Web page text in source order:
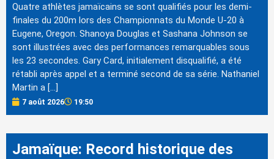
Quatre athlètes jamaïcains se sont qualifiés pour les demi-
finales du 200m lors des Championnats du Monde U-20 à
Eugene, Oregon. Shanoya Douglas et Sashana Johnson se
sont illustrées avec des performances remarquables sous
les 23 secondes. Gary Card, initialement disqualifié, a été
rétabli après appel et a terminé second de sa série. Nathaniel
Martin a […]
7 août 2026 19:50
Jamaïque: Record historique des